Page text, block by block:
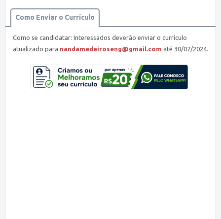
Como Enviar o Currículo
Como se candidatar: Interessados deverão enviar o currículo
atualizado para nandamedeiroseng@gmail.com até 30/07/2024.